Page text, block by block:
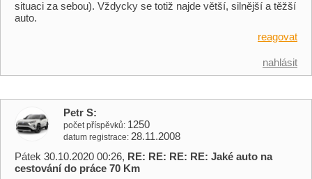
situaci za sebou). Vždycky se totiž najde větší, silnější a těžší
auto.
reagovat
nahlásit
Petr S
počet příspěvků 1250
datum registrace 28.11.2008
Pátek 30.10.2020 00:26, RE: RE: RE: RE: Jaké auto na
cestování do práce 70 Km